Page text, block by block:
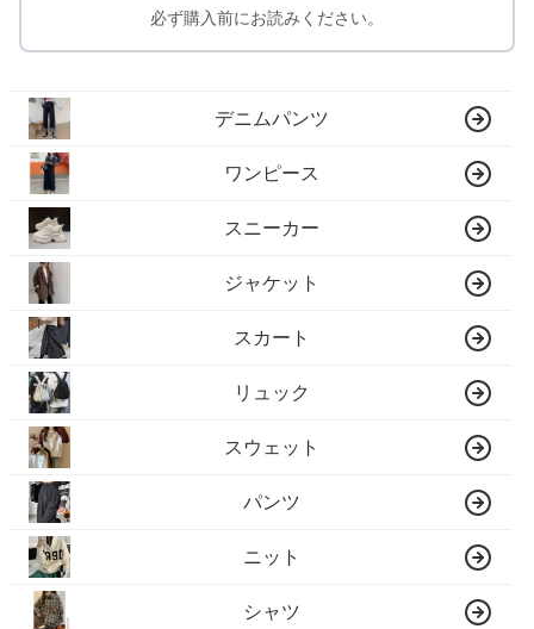
必ず購入前にお読みください。
デニムパンツ
ワンピース
スニーカー
ジャケット
スカート
リュック
スウェット
パンツ
ニット
シャツ